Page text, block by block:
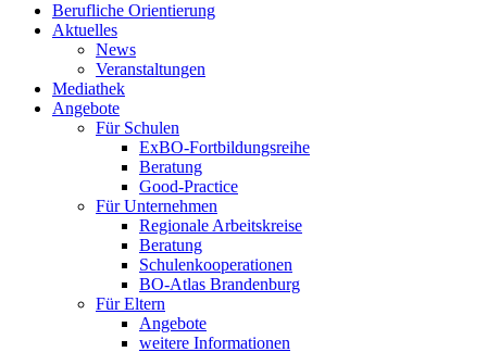
Berufliche Orientierung
Aktuelles
News
Veranstaltungen
Mediathek
Angebote
Für Schulen
ExBO-Fortbildungsreihe
Beratung
Good-Practice
Für Unternehmen
Regionale Arbeitskreise
Beratung
Schulenkooperationen
BO-Atlas Brandenburg
Für Eltern
Angebote
weitere Informationen